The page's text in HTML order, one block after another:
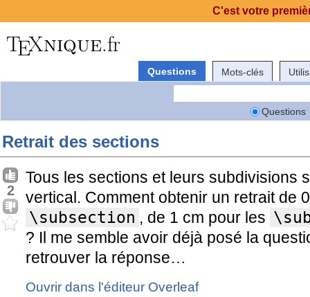
Questions Mots-clés
Questions
Retrait des sections
2
Tous les sections et leurs subdivisions
vertical. Comment obtenir un retrait de
\subsection , de 1 cm pour les
? Il me semble avoir déjà posé la
retrouver la réponse…
Ouvrir dans l'éditeur Overleaf
C'est votre